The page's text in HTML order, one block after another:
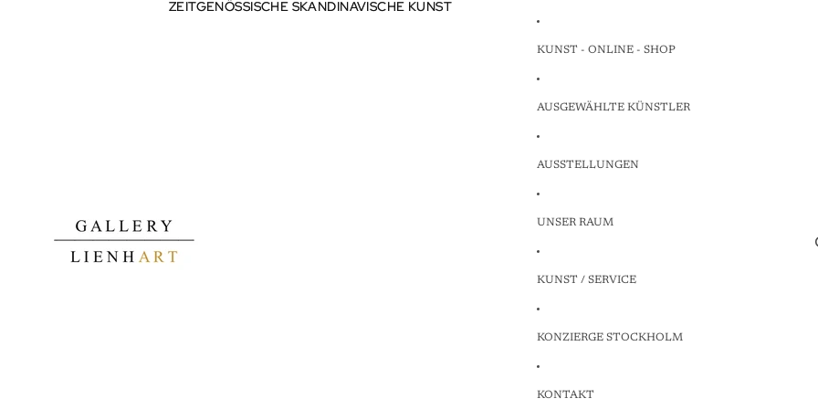
ZEITGENÖSSISCHE SKANDINAVISCHE KUNST
ZEITGENÖSSISCHE SKANDINAVISCHE KUNST
KUNST - ONLINE - SHOP
AUSGEWÄHLTE KÜNSTLER
AUSSTELLUNGEN
UNSER RAUM
KUNST / SERVICE
KONZIERGE STOCKHOLM
KONTAKT